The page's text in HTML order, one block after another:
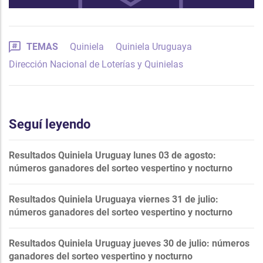
TEMAS Quiniela
Quiniela Uruguaya
Dirección Nacional de Loterías y Quinielas
Seguí leyendo
Resultados Quiniela Uruguay lunes 03 de agosto:
números ganadores del sorteo vespertino y nocturno
Resultados Quiniela Uruguaya viernes 31 de julio:
números ganadores del sorteo vespertino y nocturno
Resultados Quiniela Uruguay jueves 30 de julio: números
ganadores del sorteo vespertino y nocturno